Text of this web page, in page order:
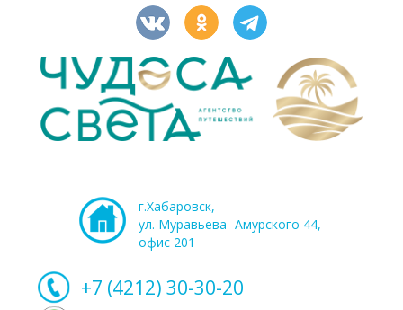
г.Хабаровск,
ул. Муравьева- Амурского 44,
офис 201
+7 (4212) 30-30-20